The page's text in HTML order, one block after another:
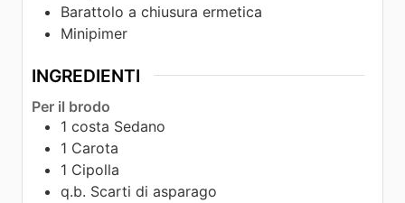
Barattolo a chiusura ermetica
Minipimer
INGREDIENTI
Per il brodo
1 costa Sedano
1 Carota
1 Cipolla
q.b. Scarti di asparago